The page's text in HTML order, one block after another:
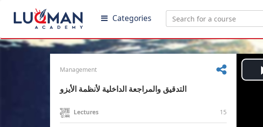
Categories
Management
التدقيق والمراجعة الداخلية لأنظمة الأيزو
Lectures 15